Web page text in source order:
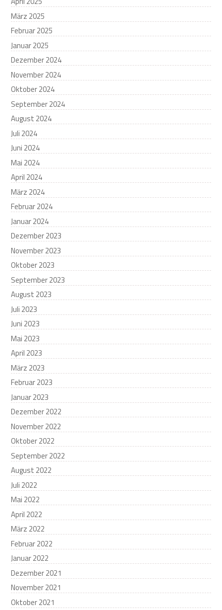
März 2025
Februar 2025
Januar 2025
Dezember 2024
November 2024
Oktober 2024
September 2024
August 2024
Juli 2024
Juni 2024
Mai 2024
April 2024
März 2024
Februar 2024
Januar 2024
Dezember 2023
November 2023
Oktober 2023
September 2023
August 2023
Juli 2023
Juni 2023
Mai 2023
April 2023
März 2023
Februar 2023
Januar 2023
Dezember 2022
November 2022
Oktober 2022
September 2022
August 2022
Juli 2022
Mai 2022
April 2022
März 2022
Februar 2022
Januar 2022
Dezember 2021
November 2021
Oktober 2021